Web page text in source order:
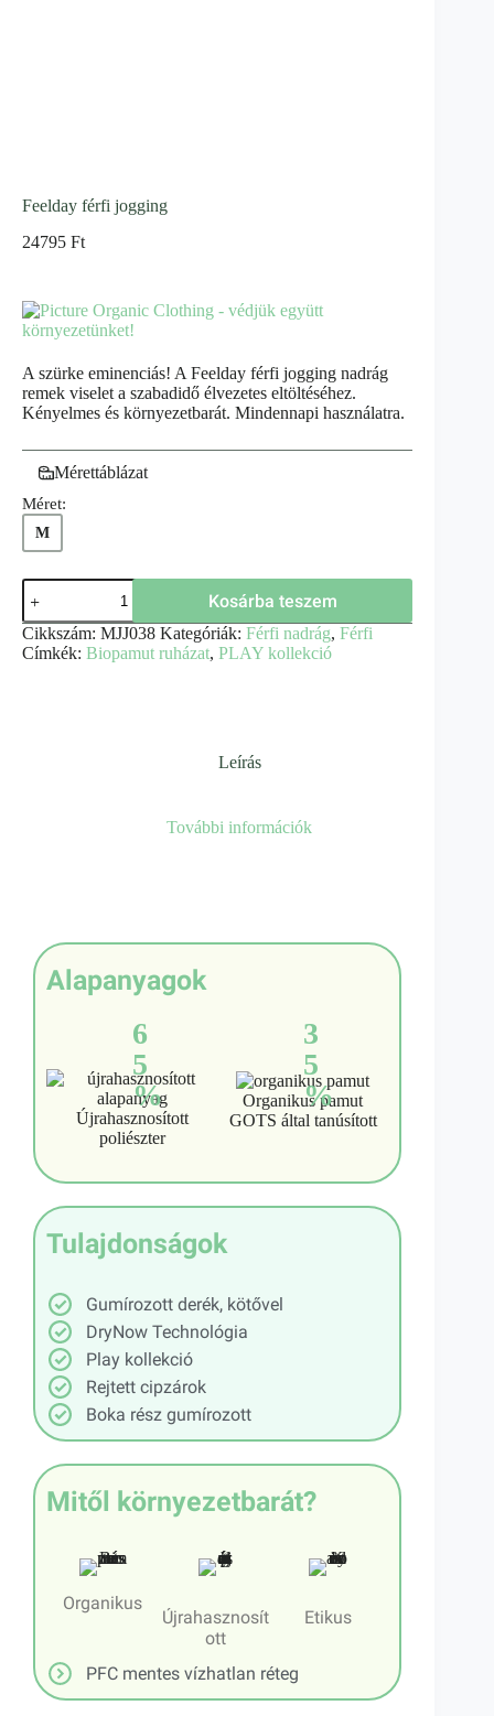
Feelday férfi jogging
24795 Ft
A szürke eminenciás! A Feelday férfi jogging nadrág
remek viselet a szabadidő élvezetes eltöltéséhez.
Kényelmes és környezetbarát. Mindennapi használatra.
Mérettáblázat
Méret:
M
Kosárba teszem
Cikkszám: MJJ038 Kategóriák: Férfi nadrág, Férfi
Címkék: Biopamut ruházat, PLAY kollekció
Leírás
További információk
Alapanyagok
6
5
%
Újrahasznosított
poliészter
3
5
%
Organikus pamut
GOTS által tanúsított
Tulajdonságok
Gumírozott derék, kötővel
DryNow Technológia
Play kollekció
Rejtett cipzárok
Boka rész gumírozott
Mitől környezetbarát?
Organikus
Újrahasznosít
ott
Etikus
PFC mentes vízhatlan réteg